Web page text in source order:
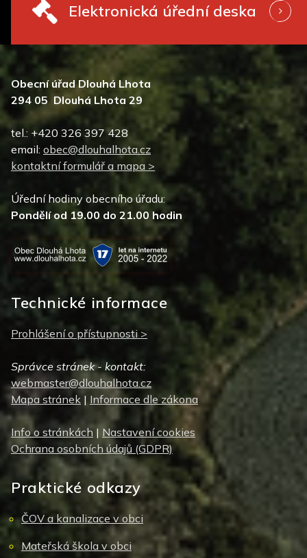
Elektronická úřední deska
Obecní úřad Dlouhá Lhota
294 05 Dlouhá Lhota 29
tel.: +420 326 397 428
email: obec@dlouhalhota.cz
kontaktní formulář a mapa >
Úřední hodiny obecního úřadu:
Pondělí od 19.00 do 21.00 hodin
Technické informace
Prohlášení o přístupnosti >
Správce stránek - kontakt:
webmaster@dlouhalhota.cz
Mapa stránek | Informace dle zákona
Info o stránkách | Nastavení cookies
Ochrana osobních údajů (GDPR)
Praktické odkazy
ČOV a kanalizace v obci
Mateřská škola v obci